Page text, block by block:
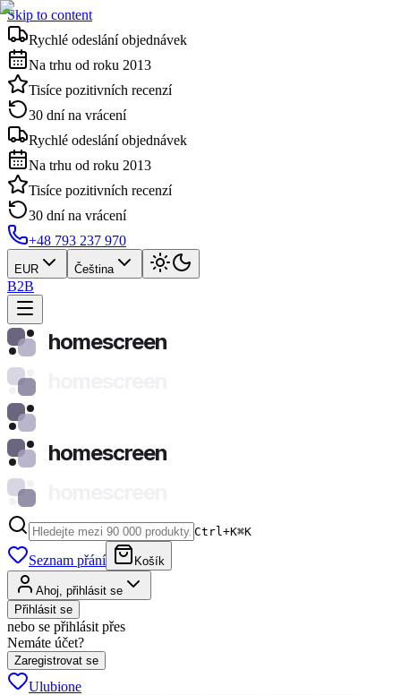
Skip to content
Rychlé odeslání objednávek
Na trhu od roku 2013
Tisíce pozitivních recenzí
30 dní na vrácení
Rychlé odeslání objednávek
Na trhu od roku 2013
Tisíce pozitivních recenzí
30 dní na vrácení
+48 793 237 970
EUR Čeština
B2B
homescreen
homescreen
Ctrl+K⌘K
Seznam přání Košík
Ahoj, přihlásit se
Přihlásit se
nebo se přihlásit přes
Nemáte účet?
Zaregistrovat se
Ulubione